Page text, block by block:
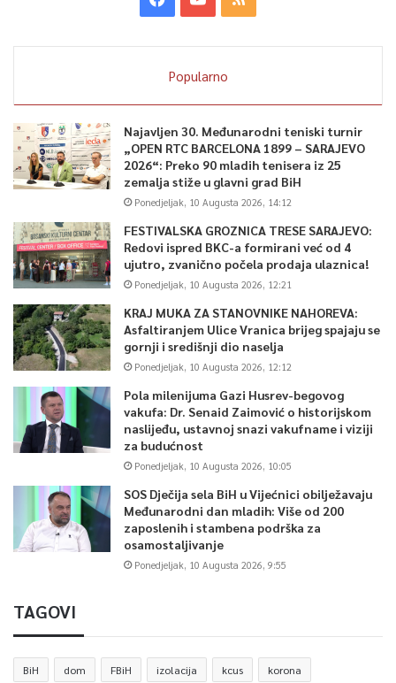
Popularno
Najavljen 30. Međunarodni teniski turnir
„OPEN RTC BARCELONA 1899 – SARAJEVO
2026“: Preko 90 mladih tenisera iz 25
zemalja stiže u glavni grad BiH
Ponedjeljak, 10 Augusta 2026, 14:12
FESTIVALSKA GROZNICA TRESE SARAJEVO:
Redovi ispred BKC-a formirani već od 4
ujutro, zvanično počela prodaja ulaznica!
Ponedjeljak, 10 Augusta 2026, 12:21
KRAJ MUKA ZA STANOVNIKE NAHOREVA:
Asfaltiranjem Ulice Vranica brijeg spajaju se
gornji i središnji dio naselja
Ponedjeljak, 10 Augusta 2026, 12:12
Pola milenijuma Gazi Husrev-begovog
vakufa: Dr. Senaid Zaimović o historijskom
naslijeđu, ustavnoj snazi vakufname i viziji
za budućnost
Ponedjeljak, 10 Augusta 2026, 10:05
SOS Dječija sela BiH u Vijećnici obilježavaju
Međunarodni dan mladih: Više od 200
zaposlenih i stambena podrška za
osamostaljivanje
Ponedjeljak, 10 Augusta 2026, 9:55
TAGOVI
BiH dom FBiH izolacija kcus korona